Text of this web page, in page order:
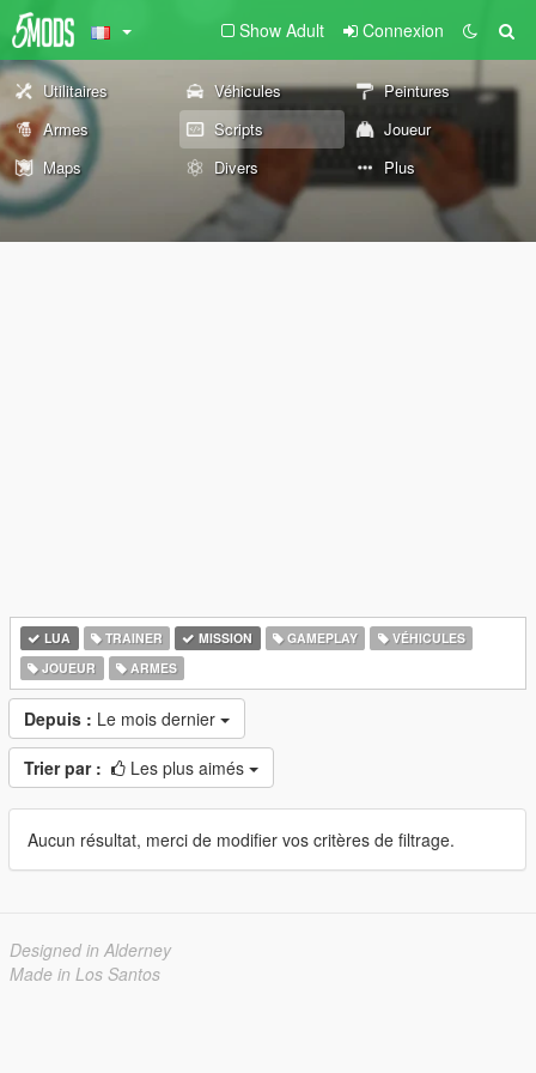
Show Adult Connexion
Utilitaires Véhicules
Peintures
Armes
Scripts
Joueur
Maps
Divers Plus
LUA TRAINER MISSION GAMEPLAY
VÉHICULES
JOUEUR
ARMES
Depuis : Le mois dernier
Trier par : Les plus aimés
Aucun résultat, merci de modifier vos critères de filtrage.
Designed in Alderney
Made in Los Santos